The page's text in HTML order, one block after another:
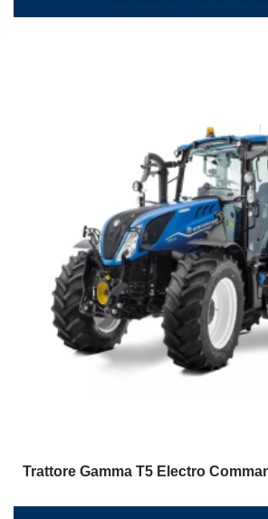
Trattore Gamma T5 Electro